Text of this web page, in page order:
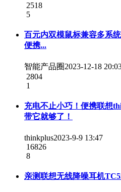
2518
5
百元内双模鼠标兼容多系
便携...
智能产品圈2023-12-18
2804
1
充电不止小巧！便携联想
带它就够了！
thinkplus2023-9-9 13:47
16826
8
亲测联想无线降噪耳机